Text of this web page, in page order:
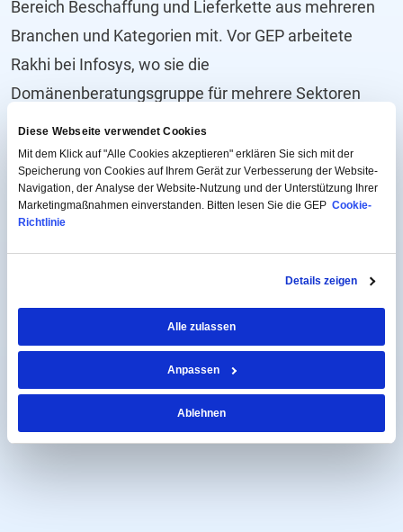
Diese Webseite verwendet Cookies
Mit dem Klick auf "Alle Cookies akzeptieren" erklären Sie sich mit der
Speicherung von Cookies auf Ihrem Gerät zur Verbesserung der Website-
Navigation, der Analyse der Website-Nutzung und der Unterstützung Ihrer
Marketingmaßnahmen einverstanden. Bitten lesen Sie die GEP Cookie-
Richtlinie
Details zeigen
Alle zulassen
Anpassen
Ablehnen
Bereich Beschaffung und Lieferkette aus mehreren
Branchen und Kategorien mit. Vor GEP arbeitete
Rakhi bei Infosys, wo sie die
Domänenberatungsgruppe für mehrere Sektoren
Rakhi hat ein Postgraduales Diplom in
Materialwirtschaft vom Indian Institute of Materials
Management. Neben der Arbeit ist Tanzen ihre
Leidenschaft, die sie weiterhin ausübt.
VERBINDEN SIE SICH AUF LINKEDIN
RÜCKKEHR IN DIE FÜHRUNG